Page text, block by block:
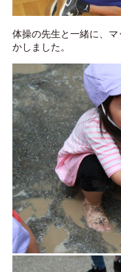
体操の先生と一緒に、
かしました。